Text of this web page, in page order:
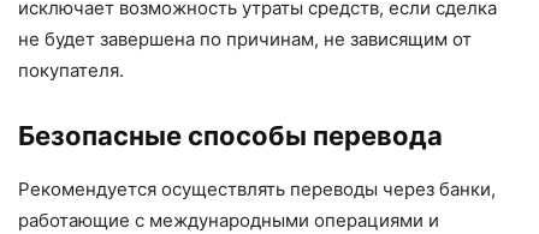
исключает возможность утраты средств, если сделка
не будет завершена по причинам, не зависящим от
покупателя.
Безопасные способы перевода
Рекомендуется осуществлять переводы через банки,
работающие с международными операциями и